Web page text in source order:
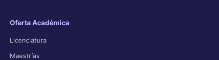
Oferta Académica
Licenciatura
Maestrías